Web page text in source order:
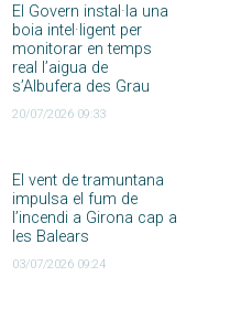
El Govern instal·la una
boia intel·ligent per
monitorar en temps
real l’aigua de
s’Albufera des Grau
20/07/2026 09:33
El vent de tramuntana
impulsa el fum de
l’incendi a Girona cap a
les Balears
03/07/2026 09:24